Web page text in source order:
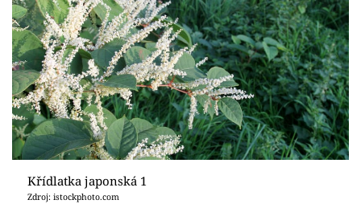
Design
Sledujte prima+
Přihlášení
Sledujte nás
Křídlatka japonská 1
Zdroj: istockphoto.com